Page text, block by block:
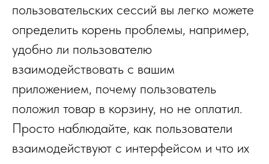
пользовательских сессий вы легко можете
определить корень проблемы, например,
удобно ли пользователю
взаимодействовать с вашим
приложением, почему пользователь
положил товар в корзину, но не оплатил.
Просто наблюдайте, как пользователи
взаимодействуют с интерфейсом и что их